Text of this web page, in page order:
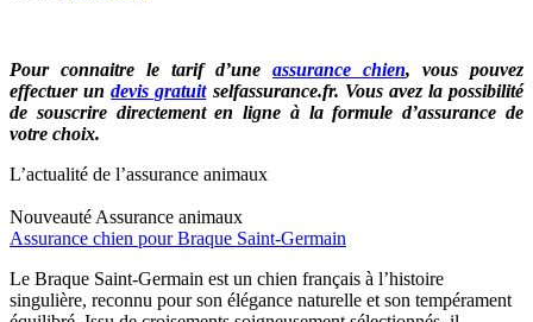
Pour connaitre le tarif d’une assurance chien, vous pouvez
effectuer undevis gratuitselfassurance.fr. Vous avez la possibilité
de souscrire directement en ligne à la formule d’assurance de
votre choix.
L’actualité de l’assurance animaux
Nouveauté Assurance animaux
Assurance chien pour Braque Saint-Germain
Le Braque Saint-Germain est un chien français à l’histoire
singulière, reconnu pour son élégance naturelle et son tempérament